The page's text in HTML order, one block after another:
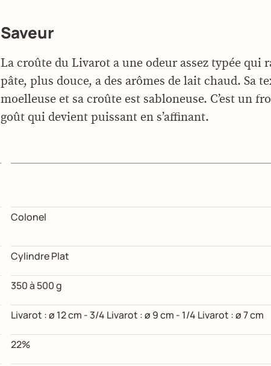
Saveur
La croûte du Livarot a une odeur assez typée qui
pâte, plus douce, a des arômes de lait chaud. Sa
moelleuse et sa croûte est sabloneuse. C’est un
goût qui devient puissant en s’affinant.
Colonel
Cylindre Plat
350 à 500 g
Livarot : ø 12 cm - 3/4 Livarot : ø 9 cm - 1/4 Livarot : ø 7 cm
22%